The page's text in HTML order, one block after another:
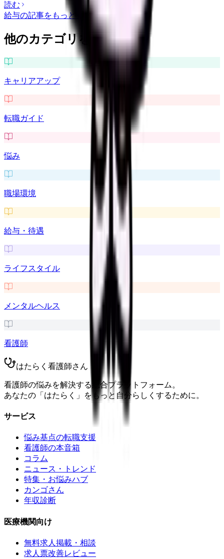
読む
給与の記事をもっと見る
他のカテゴリを探す
キャリアアップ
転職ガイド
悩み
職場環境
給与・待遇
ライフスタイル
メンタルヘルス
看護師
はたらく看護師さん
看護師の悩みを解決する総合プラットフォーム。
あなたの「はたらく」をもっと自分らしくするために。
サービス
悩み基点の転職支援
看護師の本音箱
コラム
ニュース・トレンド
特集・お悩みハブ
カンゴさん
年収診断
医療機関向け
無料求人掲載・相談
求人票改善レビュー